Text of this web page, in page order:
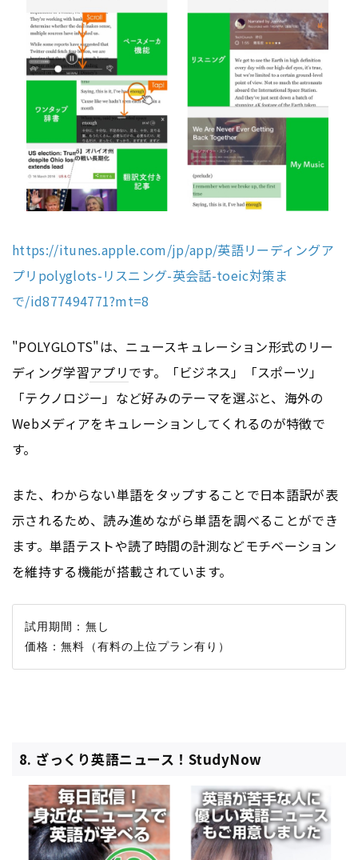
https://itunes.apple.com/jp/app/英語リーディングア
プリpolyglots-リスニング-英会話-toeic対策ま
で/id877494771?mt=8
"POLYGLOTS"は、ニュースキュレーション形式のリー
ディング学習アプリです。「ビジネス」「スポーツ」
「テクノロジー」など好みのテーマを選ぶと、海外の
Webメディアをキュレーションしてくれるのが特徴で
す。
また、わからない単語をタップすることで日本語訳が表
示されるため、読み進めながら単語を調べることができ
ます。単語テストや読了時間の計測などモチベーション
を維持する機能が搭載されています。
試用期間：無し
8. ざっくり英語ニュース！StudyNow